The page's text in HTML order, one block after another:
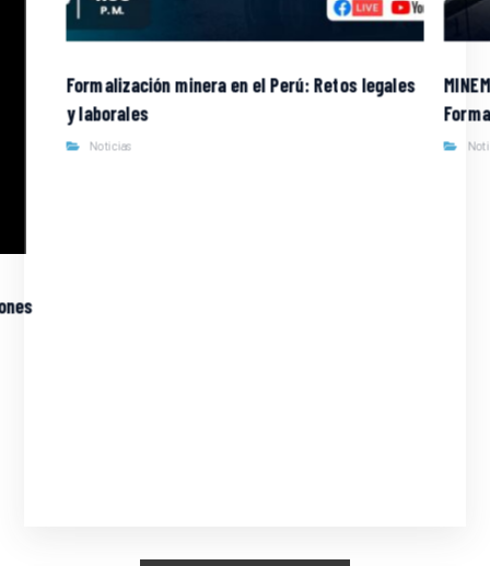
Formalización minera en el Perú: Retos legales
y laborales
Noticias